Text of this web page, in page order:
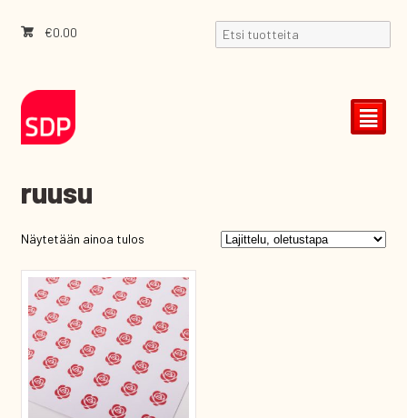
€0.00
²
ruusu
Näytetään ainoa tulos